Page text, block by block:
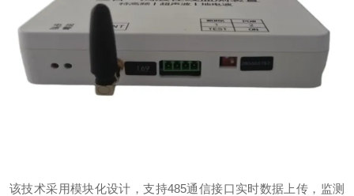
该技术采用模块化设计，支持485通信接口实时数据上传，监测